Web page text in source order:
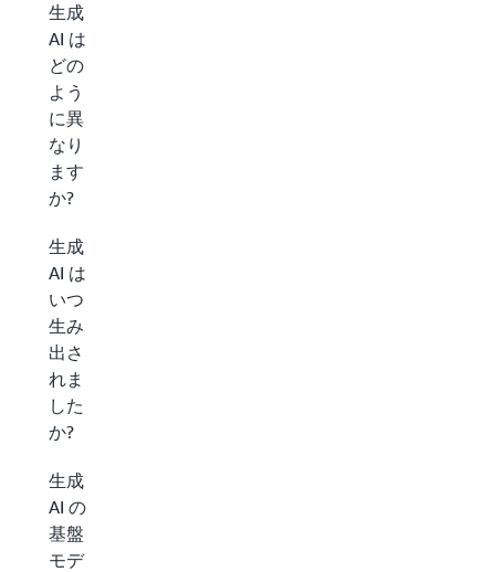
生成
AI は
どの
よう
に異
なり
ます
か?
生成
AI は
いつ
生み
出さ
れま
した
か?
生成
AI の
基盤
モデ